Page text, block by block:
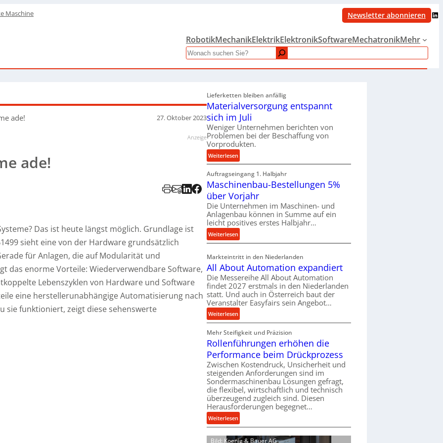
Maschine Newsletter abonnieren LinkedIn
RobotikMechanikElektrikElektronikSoftwareMechatronikMehr
Search
ade! 27. Oktober 2023
Anzeige
ade!
Das ist heute längst möglich. Grundlage ist
sieht eine von der Hardware grundsätzlich
für Anlagen, die auf Modularität und
das enorme Vorteile: Wiederverwendbare Software,
Lebenszyklen von Hardware und Software
eine herstellerunabhängige Automatisierung nach
sie funktioniert, zeigt diese sehenswerte
Lieferketten bleiben anfällig
Materialversorgung entspannt
sich im Juli
Weniger Unternehmen berichten von
Problemen bei der Beschaffung von
Vorprodukten.
Weiterlesen:
M
a
t
r
a
l
v
r
s
o
r
g
u
n
g
e
n
t
p
a
n
n
t
s
i
c
Auftragseingang 1. Halbjahr
Maschinenbau-Bestellungen 5%
über Vorjahr
Die Unternehmen im Maschinen- und
Anlagenbau können in Summe auf ein
leicht positives erstes Halbjahr…
Weiterlesen:
M
c
h
i
n
e
n
a
u
-
B
e
s
t
e
l
l
n
Markteintritt in den Niederlanden
All About Automation expandiert
Die Messereihe All About Automation
findet 2027 erstmals in den Niederlanden
statt. Und auch in Österreich baut der
Veranstalter Easyfairs sein Angebot…
Weiterlesen:
A
l
l
b
o
u
t
A
u
t
o
m
Mehr Steifigkeit und Präzision
Rollenführungen erhöhen die
Performance beim Drückprozess
Zwischen Kostendruck, Unsicherheit und
steigenden Anforderungen sind im
Sondermaschinenbau Lösungen gefragt,
die flexibel, wirtschaftlich und technisch
überzeugend zugleich sind. Diesen
Herausforderungen begegnet…
Weiterlesen:
R
o
Bild: Koenig & Bauer AG